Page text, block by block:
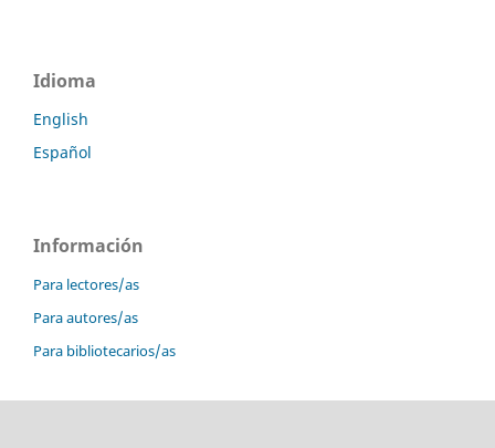
Idioma
English
Español
Información
Para lectores/as
Para autores/as
Para bibliotecarios/as